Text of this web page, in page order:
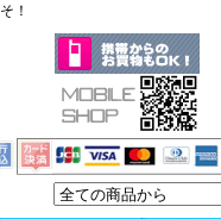
！